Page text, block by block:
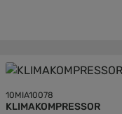
10MIA10078
KLIMAKOMPRESSOR